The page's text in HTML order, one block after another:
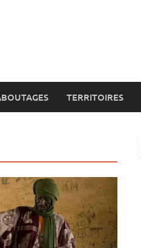
TERRITOIRES